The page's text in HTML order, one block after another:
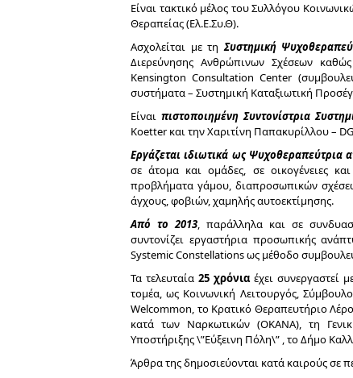
Είναι τακτικό μέλος του Συλλόγου
Θεραπείας (Ελ.Ε.Συ.Θ).
Ασχολείται με τηΣυστημική
Διερεύνησης Ανθρώπινων Σχέσεων
Kensington Consultation Center
συστήματα – Συστημική Καταξιωτική
Είναι πιστοποιημένη Συντονίστρια
Koetter και την Χαριτίνη Παπακυρίλλου –
Εργάζεται ιδιωτικά ως Ψυχοθεραπεύτρια
σε άτομα και ομάδες, σε οικογένειες
προβλήματα γάμου, διαπροσωπικών
άγχους, φοβιών, χαμηλής αυτοεκτίμησης.
Από το 2013, παράλληλα και σε
συντονίζει εργαστήρια προσωπικής
Systemic Constellations ως μέθοδο
Τα τελευταία 25 χρόνιαέχει συνεργαστεί
τομέα, ως Κοινωνική Λειτουργός,
Welcommon, το Κρατικό Θεραπευτήριο
κατά των Ναρκωτικών (ΟΚΑΝΑ), τη
Υποστήριξης \”Εύξεινη Πόλη\” , το Δήμο
Άρθρα της δημοσιεύονται κατά καιρούς σε